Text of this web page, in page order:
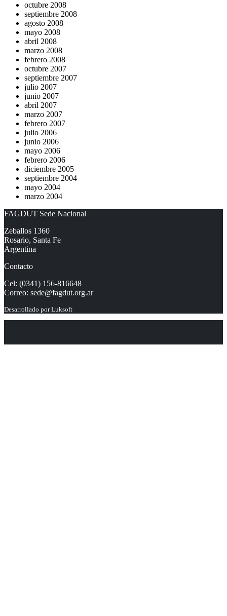
octubre 2008
septiembre 2008
agosto 2008
mayo 2008
abril 2008
marzo 2008
febrero 2008
octubre 2007
septiembre 2007
julio 2007
junio 2007
abril 2007
marzo 2007
febrero 2007
julio 2006
junio 2006
mayo 2006
febrero 2006
diciembre 2005
septiembre 2004
mayo 2004
marzo 2004
FAGDUT Sede Nacional
Zeballos 1360
Rosario, Santa Fe
Argentina
Contacto
Cel: (0341) 156-816648
Correo: sede@fagdut.org.ar
Desarrollado porLuksoft